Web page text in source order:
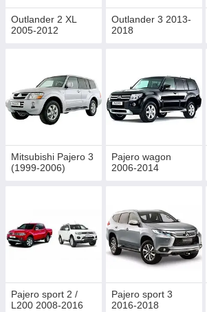
Outlander 2 XL
2005-2012
Outlander 3 2013-
2018
Mitsubishi Pajero 3
(1999-2006)
Pajero wagon
2006-2014
Pajero sport 2 /
L200 2008-2016
Pajero sport 3
2016-2018